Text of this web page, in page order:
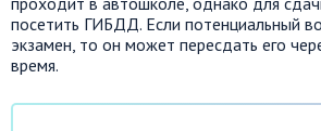
посетить ГИБДД. Если потенциальный
экзамен, то он может пересдать его
время.